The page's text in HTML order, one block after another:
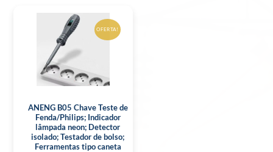
OFERTA!
ANENG B05 Chave Teste de
Fenda/Philips; Indicador
lâmpada neon; Detector
isolado; Testador de bolso;
Ferramentas tipo caneta